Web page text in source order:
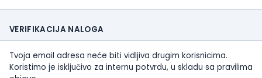
VERIFIKACIJA NALOGA
Tvoja email adresa neće biti vidljiva drugim korisnicima.
Koristimo je isključivo za internu potvrdu, u skladu sa pravilima